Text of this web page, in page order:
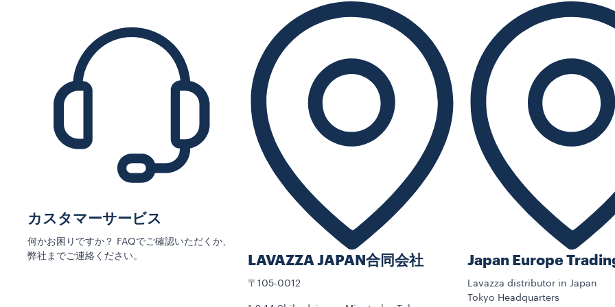
カスタマーサービス
何かお困りですか？ FAQでご確認いただくか、
弊社までご連絡ください。
LAVAZZA JAPAN合同会社
〒105-0012
Japan Europe
Lavazza distributor in Japan
Tokyo Headquarters